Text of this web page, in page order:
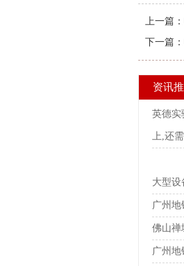
上一篇：
下一篇：
资讯
英德实
上,还
大型设
广州地
佛山禅
广州地